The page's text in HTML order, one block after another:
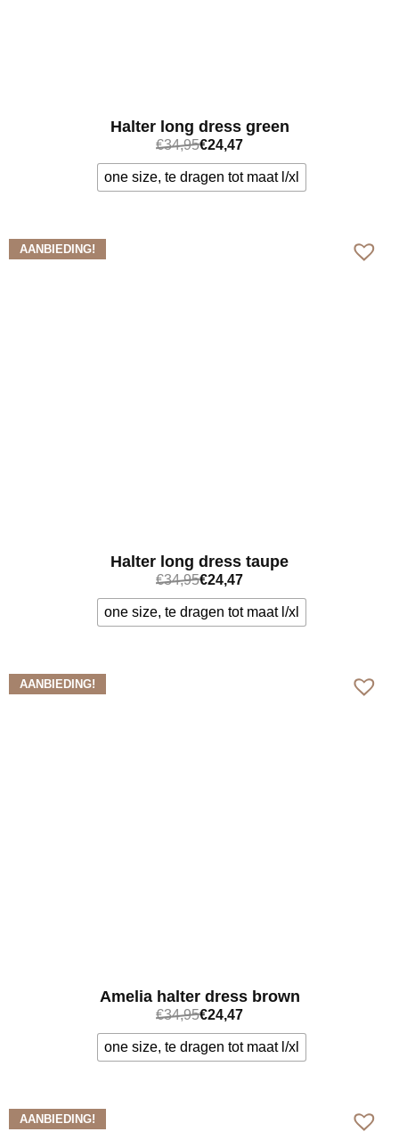
Halter long dress green
€34,95€24,47
one size, te dragen tot maat l/xl
AANBIEDING!
Halter long dress taupe
€34,95€24,47
one size, te dragen tot maat l/xl
AANBIEDING!
Amelia halter dress brown
€34,95€24,47
one size, te dragen tot maat l/xl
AANBIEDING!